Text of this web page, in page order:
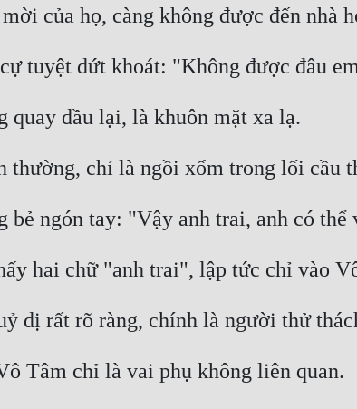
của họ, càng không được đến nhà
tuyệt dứt khoát: "Không được đâu
quay đầu lại, là khuôn mặt xa lạ.
thường, chỉ là ngồi xổm trong lối cầu
bẻ ngón tay: "Vậy anh trai, anh có
hai chữ "anh trai", lập tức chỉ vào
dị rất rõ ràng, chính là người thử
Tâm chỉ là vai phụ không liên quan.